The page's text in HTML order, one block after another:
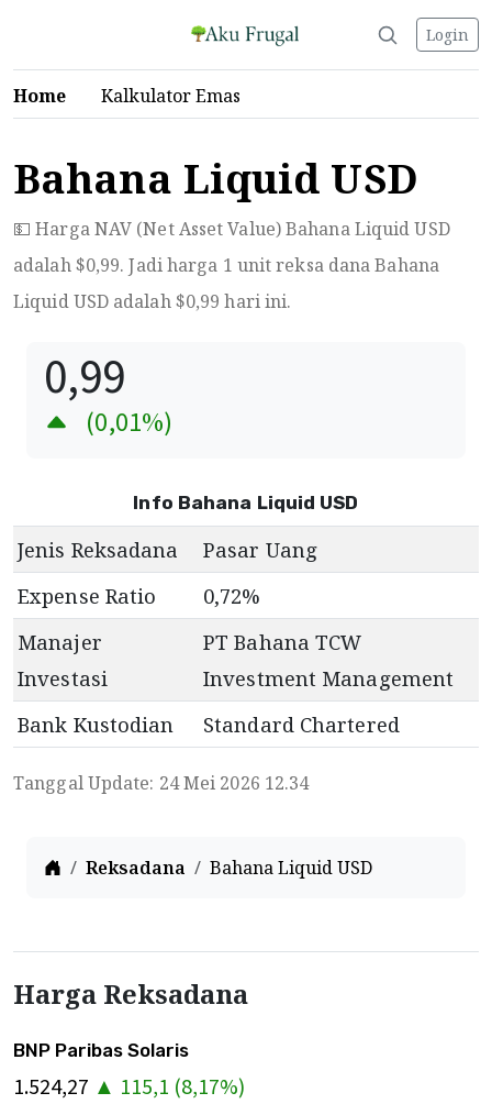
Login
Home Kalkulator Emas
Bahana Liquid USD
💵 Harga NAV (Net Asset Value) Bahana Liquid USD
adalah $0,99. Jadi harga 1 unit reksa dana Bahana
Liquid USD adalah $0,99 hari ini.
0,99
(0,01%)
Info Bahana Liquid USD
Jenis Reksadana
Pasar Uang
Expense Ratio
0,72%
Manajer
Investasi
PT Bahana TCW
Investment Management
Bank Kustodian
Standard Chartered
Tanggal Update: 24 Mei 2026 12.34
Home
Reksadana Bahana Liquid USD
Harga Reksadana
BNP Paribas Solaris
1.524,27 ▲ 115,1 (8,17%)